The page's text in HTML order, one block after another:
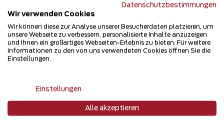
Mehrfach ausgezeichnet und immer am
Datenschutzbestimmungen
Wir verwenden Cookies
Wir können diese zur Analyse unserer Besucherdaten platzieren, um
unsere Webseite zu verbessern, personalisierte Inhalte anzuzeigen
und Ihnen ein großartiges Webseiten-Erlebnis zu bieten. Für weitere
Informationen zu den von uns verwendeten Cookies öffnen Sie die
Einstellungen.
Einstellungen
Alle akzeptieren